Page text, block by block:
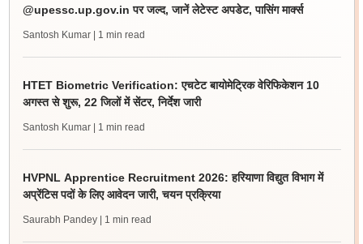
@upessc.up.gov.in पर जल्द, जानें लेटेस्ट अपडेट, पासिंग मार्क्स
Santosh Kumar | 1 min read
HTET Biometric Verification: एचटेट बायोमेट्रिक वेरिफिकेशन 10
अगस्त से शुरू, 22 जिलों में सेंटर, निर्देश जारी
Santosh Kumar | 1 min read
HVPNL Apprentice Recruitment 2026: हरियाणा विद्युत विभाग में
अप्रेंटिस पदों के लिए आवेदन जारी, चयन प्रक्रिया
Saurabh Pandey | 1 min read